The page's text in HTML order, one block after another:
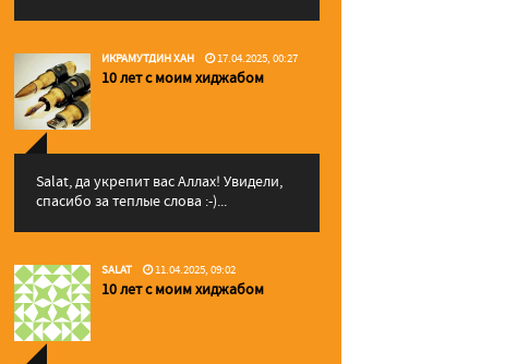
ИКРАМУТДИН ХАН 17.04.2025, 00:27
10 лет с моим хиджабом
Salat, да укрепит вас Аллаx! Увидели,
спасибо за теплые слова :-)...
SALAT 11.04.2025, 09:02
10 лет с моим хиджабом